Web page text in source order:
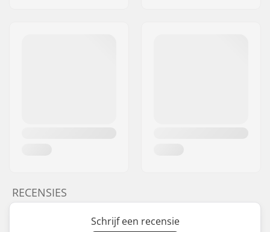
RECENSIES
Schrijf een recensie